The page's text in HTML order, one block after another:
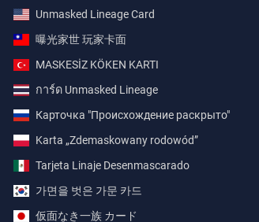
Unmasked Lineage Card
曝光家世 玩家卡面
MASKESİZ KÖKEN KARTI
การ์ด Unmasked Lineage
Карточка "Происхождение раскрыто"
Karta „Zdemaskowany rodowód”
Tarjeta Linaje Desenmascarado
가면을 벗은 가문 카드
仮面なき一族 カード